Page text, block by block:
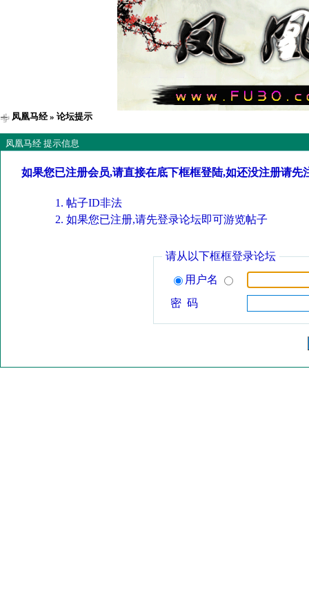
凤凰马经» 论坛提示
凤凰马经 提示信息
如果您已注册会员,请直接在底下框框登陆,如还没注册请先
帖子ID非法
如果您已注册,请先登录论坛即可游览帖子
请从以下框框登录论坛
用户名
密 码